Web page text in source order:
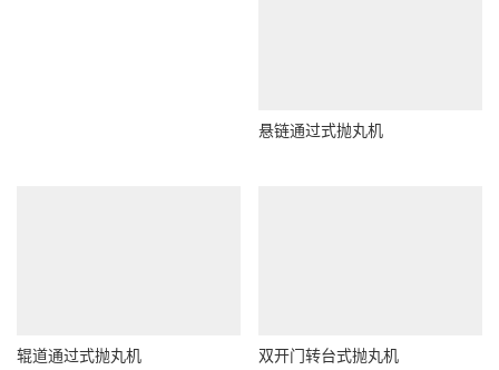
悬链通过式抛丸机
辊道通过式抛丸机 双开门转台式抛丸机